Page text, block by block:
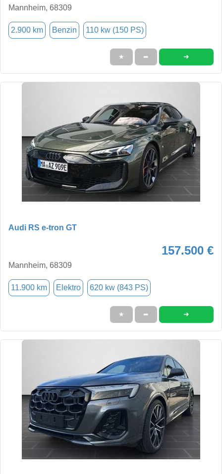
Mannheim, 68309
2.900 km Benzin 110 kw (150 PS)
★ ➦ ➜
Audi RS e-tron GT
157.500 €
Mannheim, 68309
11.900 km Elektro 620 kw (843 PS)
★ ➦ ➜